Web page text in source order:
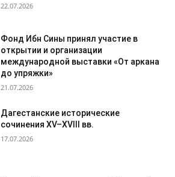
22.07.2026
Фонд Ибн Сины принял участие в
открытии и организации
международной выставки «От аркана
до упряжки»
21.07.2026
Дагестанские исторические
сочинения XV–XVIII вв.
17.07.2026